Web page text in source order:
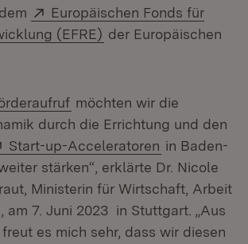
Extern:
Europäischen Fonds für
(EFRE) (Öffnet in neuem
der Europäischen
(Öffnet in neuem Fenster)
möchten wir die
durch die Errichtung und den
Extern:
Start-up-Acceleratoren (Öffnet in
in Baden-
stärken“, erklärte Dr. Nicole
Ministerin für Wirtschaft, Arbeit
am 7. Juni 2023 in Stuttgart. „Aus
es mich sehr, dass wir diesen